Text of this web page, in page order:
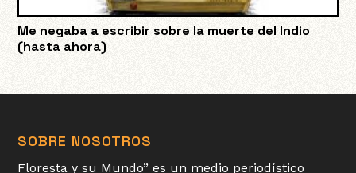
Me negaba a escribir sobre la muerte del Indio
(hasta ahora)
SOBRE NOSOTROS
Floresta y su Mundo” es un medio periodístico